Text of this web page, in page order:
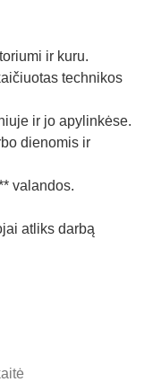
ir kuru.
technikos
ir jo apylinkėse.
dienomis ir
valandos.
atliks darbą